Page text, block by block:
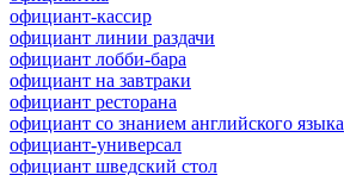
официант-кассир
официант линии раздачи
официант лобби-бара
официант на завтраки
официант ресторана
официант со знанием английского языка
официант-универсал
официант шведский стол